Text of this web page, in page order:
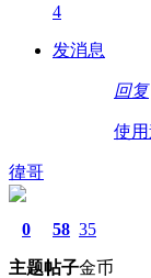
4
发消息
回复
使
徫哥
0
主题
58
帖子
35
金币